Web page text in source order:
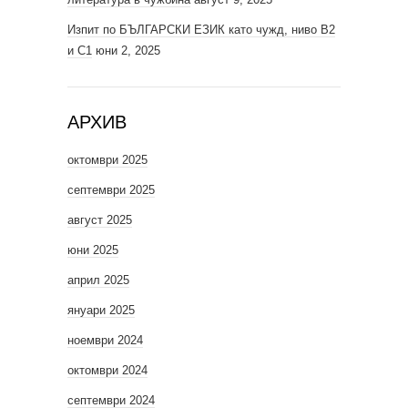
Изпит по БЪЛГАРСКИ ЕЗИК като чужд, ниво В2
и С1 юни 2, 2025
АРХИВ
октомври 2025
септември 2025
август 2025
юни 2025
април 2025
януари 2025
ноември 2024
октомври 2024
септември 2024